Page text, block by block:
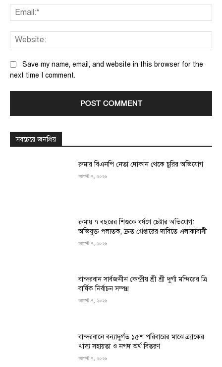
Save my name, email, and website in this browser for the
next time I comment.
সবচেয়ে জনপ্রিয়
রুমার বিএনপি নেতা দোকান থেকে চুরির অভিযোগ
আগস্ট ৭, ২০২৬
রুমায় ৭ বছরের শিশুকে ধর্ষণে চেষ্টার অভিযোগ:
অভিযুক্ত পলাতক, দ্রুত গ্রেপ্তারের দাবিতে এলাকাবাসী
আগস্ট ৭, ২০২৬
বান্দরবান সার্বজনীন কেন্দ্রীয় শ্রী শ্রী দুর্গা মন্দিরের ত্রি
বার্ষিক নির্বাচন সম্পন্ন
আগস্ট ৭, ২০২৬
বান্দরবানে বন্যাদুর্গত ১৫শ পরিবারের মাঝে ব্র্যাকের
খাদ্য সহায়তা ও নগদ অর্থ বিতরণ
আগস্ট ৭, ২০২৬